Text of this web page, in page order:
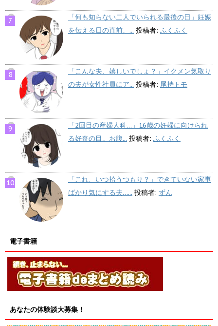
「何も知らない二人でいられる最後の日」妊娠
を伝える日の直前、... 投稿者: ふくふく
「こんな夫、嬉しいでしょ？」イクメン気取り
の夫が女性社員にア... 投稿者: 尾持トモ
「2回目の産婦人科…」16歳の妊婦に向けられ
る好奇の目。お腹... 投稿者: ふくふく
「これ、いつ拾うつもり？」できていない家事
ばかり気にする夫…... 投稿者: ずん
電子書籍
あなたの体験談大募集！